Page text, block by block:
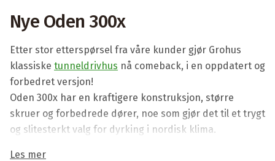
Nye Oden 300x
Etter stor etterspørsel fra våre kunder gjør Grohus
klassiske tunnel­drivhus nå comeback, i en oppdatert og
forbedret versjon!
Oden 300x har en kraftigere konstruksjon, større
skruer og forbedrede dører, noe som gjør det til et trygt
og slitesterkt valg for dyrking i nordisk klima.
Les mer